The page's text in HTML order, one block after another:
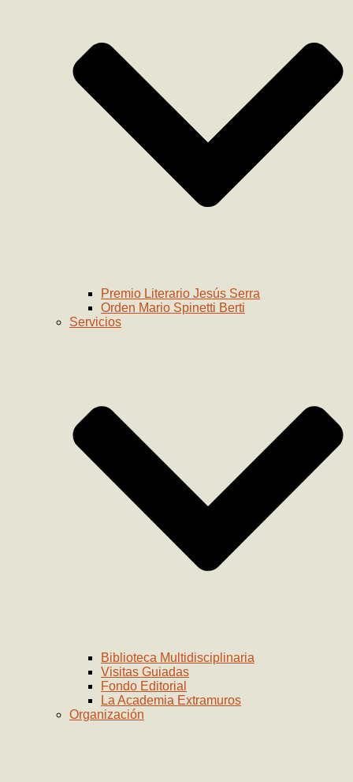
Premio Literario Jesús Serra
Orden Mario Spinetti Berti
Servicios
Biblioteca Multidisciplinaria
Visitas Guiadas
Fondo Editorial
La Academia Extramuros
Organización